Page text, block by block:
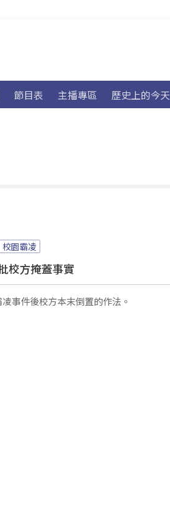
節目表 主播專區 歷史上的今天
校園霸凌
校方掩蓋事實
事件後校方本末倒置的作法。